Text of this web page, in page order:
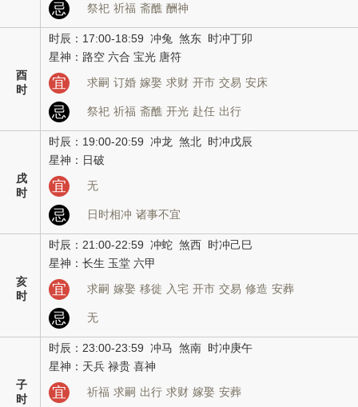
忌 祭祀 祈福 斋醮 酬神
酉
时
时辰：17:00-18:59 冲兔 煞东 时冲丁卯
星神：路空 六合 宝光 唐符
宜 求嗣 订婚 嫁娶 求财 开市 交易 安床
忌 祭祀 祈福 斋醮 开光 赴任 出行
戌
时
时辰：19:00-20:59 冲龙 煞北 时冲戊辰
星神：日破
宜 无
忌 日时相冲 诸事不宜
亥
时
时辰：21:00-22:59 冲蛇 煞西 时冲己巳
星神：长生 玉堂 六甲
宜 求嗣 嫁娶 移徙 入宅 开市 交易 修造 安葬
忌 无
子
时
时辰：23:00-23:59 冲马 煞南 时冲庚午
星神：天兵 禄贵 喜神
宜 祈福 求嗣 出行 求财 嫁娶 安葬